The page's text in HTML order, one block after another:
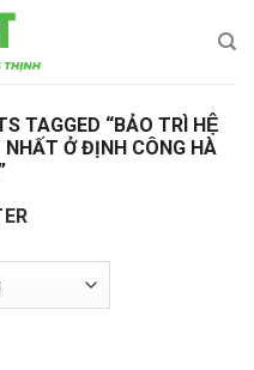
TAGGED “BẢO TRÌ HỆ
Ở ĐỊNH CÔNG HÀ